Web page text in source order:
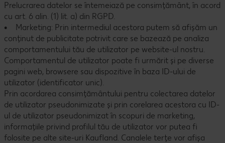
Prelucrarea datelor se întemeiază pe consimțământ, în acord
cu art. 6 alin. (1) lit. a) din RGPD.
• Marketing: Prin intermediul acestora putem să afișăm un
conținut de publicitate potrivit care se bazează pe analiza
comportamentului tău de utilizator pe website-ul nostru.
Comportamentul de utilizator poate fi urmărit și pe diverse
pagini web, browsere sau dispozitive în baza ID-ului de
utilizator (identificator unic).
Prin acordarea consimțământului pentru colectarea datelor
de utilizator pseudonimizate și prin corelarea acestora cu ID-
ul de utilizator pseudonimizat în scopuri de marketing,
informațiile privind profilul tău de utilizator vor putea fi
folosite pe alte site-uri Kaufland. Canalele terțe vor afișa